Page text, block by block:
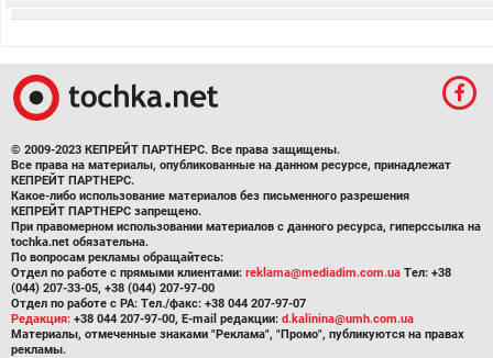
© 2009-2023 КЕПРЕЙТ ПАРТНЕРС. Все права защищены.
Все права на материалы, опубликованные на данном ресурсе, принадлежат
КЕПРЕЙТ ПАРТНЕРС.
Какое-либо использование материалов без письменного разрешения
КЕПРЕЙТ ПАРТНЕРС запрещено.
При правомерном использовании материалов с данного ресурса, гиперссылка на
tochka.net обязательна.
По вопросам рекламы обращайтесь:
Отдел по работе с прямыми клиентами: reklama@mediadim.com.ua Тел: +38
(044) 207-33-05, +38 (044) 207-97-00
Отдел по работе с РА: Тел./факс: +38 044 207-97-07
Редакция: +38 044 207-97-00, E-mail редакции: d.kalinina@umh.com.ua
Материалы, отмеченные знаками "Реклама", "Промо", публикуются на правах
рекламы.